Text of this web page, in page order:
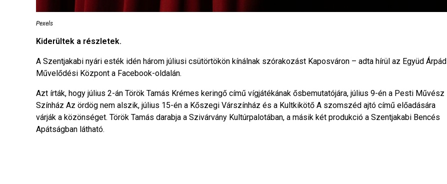
Pexels
Kiderültek a részletek.
A Szentjakabi nyári esték idén három júliusi csütörtökön kínálnak szórakozást Kaposváron – adta hírül az Együd Árpád
Művelődési Központ a Facebook-oldalán.
Azt írták, hogy július 2-án Török Tamás Krémes keringő című vígjátékának ősbemutatójára, július 9-én a Pesti Művész
Színház Az ördög nem alszik, július 15-én a Kőszegi Várszínház és a Kultkikötő A szomszéd ajtó című előadására
várják a közönséget. Török Tamás darabja a Szivárvány Kultúrpalotában, a másik két produkció a Szentjakabi Bencés
Apátságban látható.